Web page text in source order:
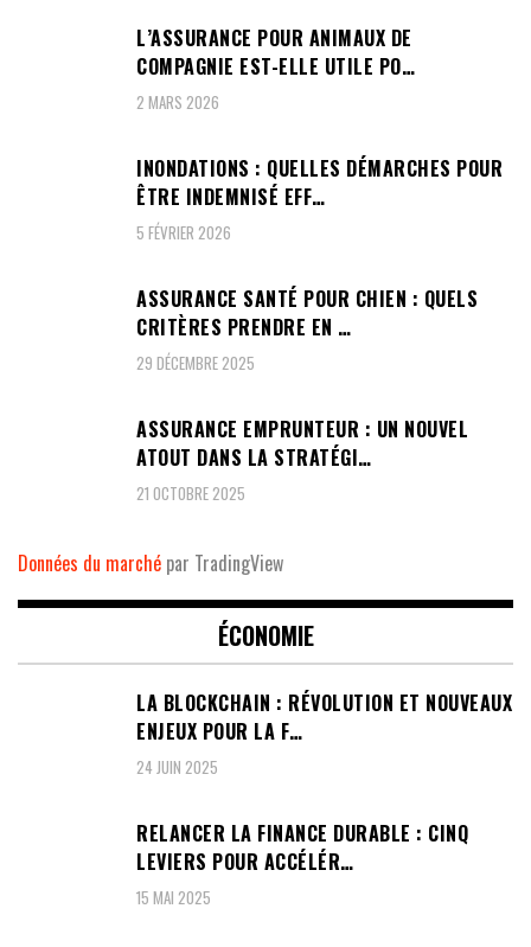
L’ASSURANCE POUR ANIMAUX DE
COMPAGNIE EST-ELLE UTILE PO…
2 MARS 2026
INONDATIONS : QUELLES DÉMARCHES POUR
ÊTRE INDEMNISÉ EFF…
5 FÉVRIER 2026
ASSURANCE SANTÉ POUR CHIEN : QUELS
CRITÈRES PRENDRE EN …
29 DÉCEMBRE 2025
ASSURANCE EMPRUNTEUR : UN NOUVEL
ATOUT DANS LA STRATÉGI…
21 OCTOBRE 2025
Données du marché par TradingView
ÉCONOMIE
LA BLOCKCHAIN : RÉVOLUTION ET NOUVEAUX
ENJEUX POUR LA F…
24 JUIN 2025
RELANCER LA FINANCE DURABLE : CINQ
LEVIERS POUR ACCÉLÉR…
15 MAI 2025